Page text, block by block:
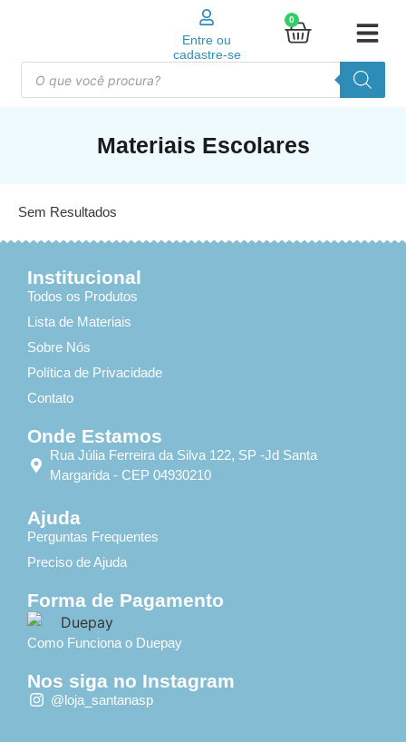
Entre ou
cadastre-se
0
Materiais Escolares
Sem Resultados
Institucional
Todos os Produtos
Lista de Materiais
Sobre Nós
Política de Privacidade
Contato
Onde Estamos
Rua Júlia Ferreira da Silva 122, SP -Jd Santa
Margarida - CEP 04930210
Ajuda
Perguntas Frequentes
Preciso de Ajuda
Forma de Pagamento
Como Funciona o Duepay
Nos siga no Instagram
@loja_santanasp